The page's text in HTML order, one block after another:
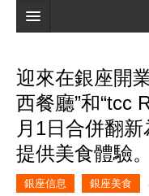
搜索
最新信息
口碑
我的頁面
迎來在銀座開
西餐廳”和“tcc
月1日合併翻
提供美食體驗。
銀座信息 銀座美食